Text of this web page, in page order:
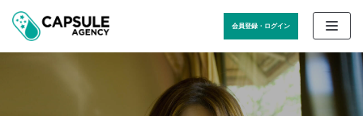
コ
ン
テ
会員登録・ログイン